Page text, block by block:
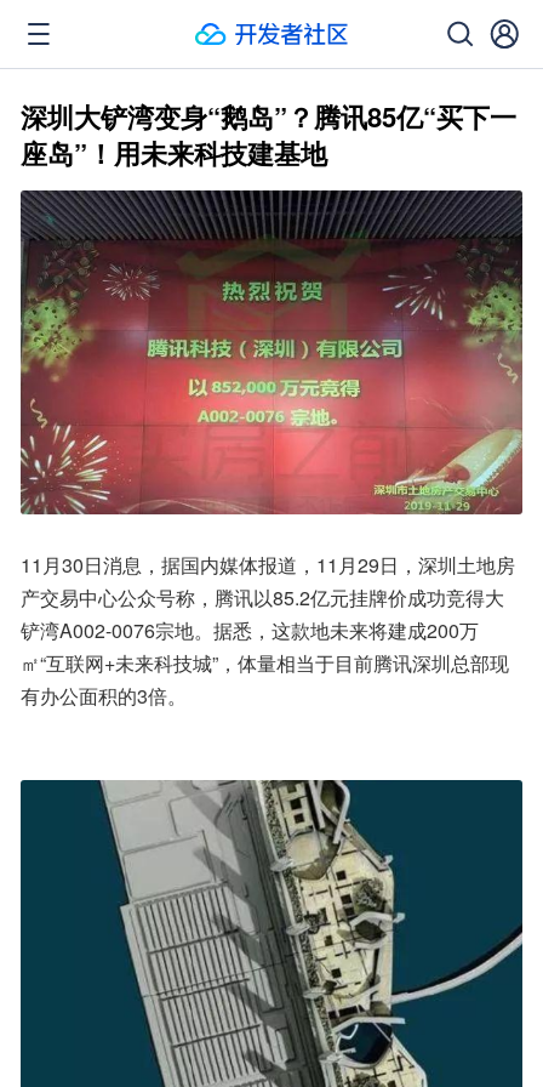
深圳大铲湾变身“鹅岛”？腾讯85亿“买下一
座岛”！用未来科技建基地
11月30日消息，据国内媒体报道，11月29日，深圳土地房
产交易中心公众号称，腾讯以85.2亿元挂牌价成功竞得大
铲湾A002-0076宗地。据悉，这款地未来将建成200万
㎡“互联网+未来科技城”，体量相当于目前腾讯深圳总部现
有办公面积的3倍。